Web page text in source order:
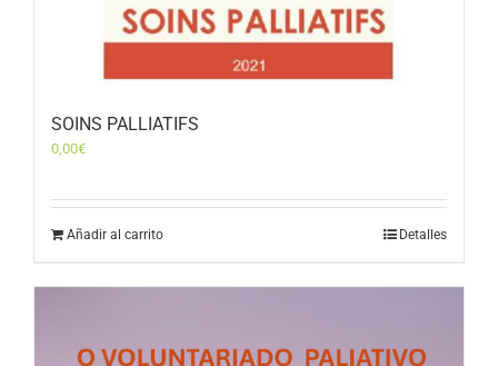
SOINS PALLIATIFS
0,00€
Añadir al carrito Detalles